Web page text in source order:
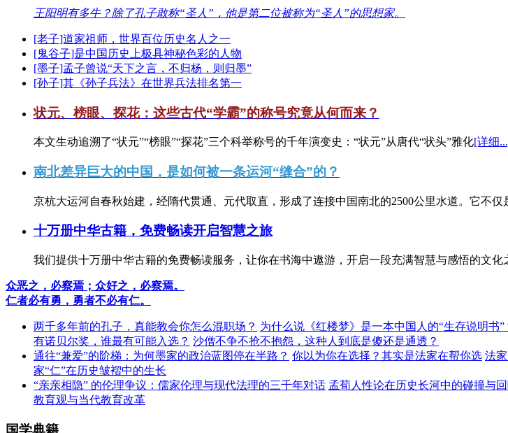
王阳明有多牛？除了孔子敢称“圣人”，他是第二位被称为“圣人”的思想家。
[老子]道家祖师，世界百位历史名人之一
[鬼谷子]是中国历史上极具神秘色彩的人物
[墨子]孟子曾说“天下之言，不归杨，则归墨”
[孙子]其《孙子兵法》在世界兵法排名第一
状元、榜眼、探花：这些古代“学霸”的称号究竟从何而来？
本文生动追溯了“状元”“榜眼”“探花”三个科举称号的千年演变史：“状元”从唐代“状头”雅化[详细
南北差异巨大的中国，是如何被一条运河“缝合”的？
京杭大运河自春秋始建，经隋代贯通、元代取直，形成了连接中国南北的2500公里水道。它不仅
十万册中华古籍，免费畅读开启智慧之旅
我们提供十万册中华古籍的免费畅读服务，让你在书海中遨游，开启一段充满智慧与感悟的文化
众恶之，必察焉；众好之，必察焉。
仁者必有勇，勇者不必有仁。
两千多年前的孔子，真能教会你怎么混职场？ 为什么说《红楼梦》是一本中国人的“生存说明书”
有诺贝尔奖，谁最有可能入选？ 沙僧不争不抢不抱怨，这种人到底是傻还是通透？
通往“兼爱”的阶梯：为何墨家的政治蓝图停在半路？ 你以为你在选择？其实是法家在帮你选 法
家“仁”在历史皱褶中的生长
“亲亲相隐” 的伦理争议：儒家伦理与现代法理的三千年对话 孟荀人性论在历史长河中的碰撞与
教育观与当代教育改革
国学典籍